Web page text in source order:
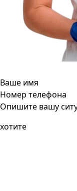
Ваше имя
Номер телефона
Опишите вашу
хотите